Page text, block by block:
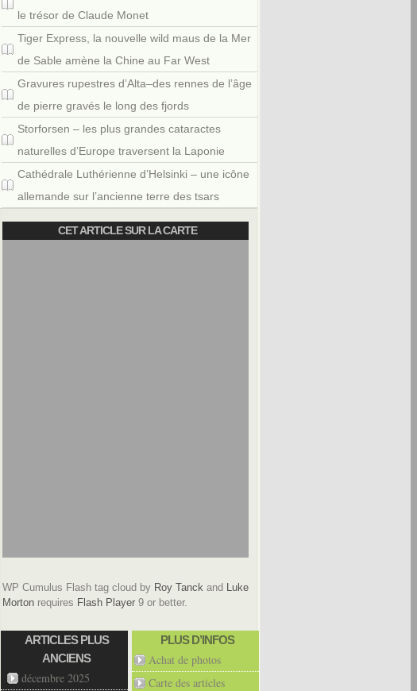
le trésor de Claude Monet
Tiger Express, la nouvelle wild maus de la Mer
de Sable amène la Chine au Far West
Gravures rupestres d’Alta–des rennes de l’âge
de pierre gravés le long des fjords
Storforsen – les plus grandes cataractes
naturelles d’Europe traversent la Laponie
Cathédrale Luthérienne d’Helsinki – une icône
allemande sur l’ancienne terre des tsars
CET ARTICLE SUR LA CARTE
WP Cumulus Flash tag cloud by Roy Tanck and Luke
Morton requires Flash Player 9 or better.
ARTICLES PLUS
ANCIENS
décembre 2025
PLUS D’INFOS
Achat de photos
Carte des articles